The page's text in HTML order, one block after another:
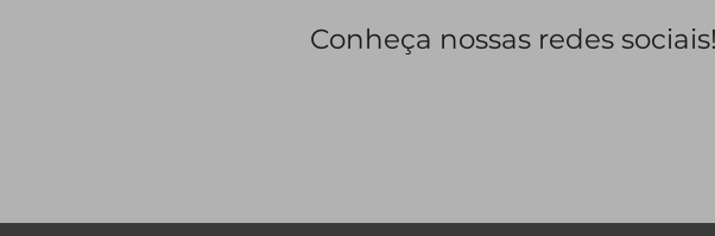
Conheça nossas redes sociais!